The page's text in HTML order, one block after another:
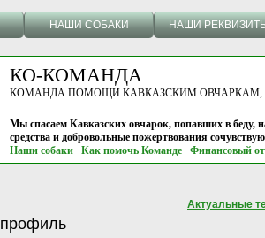
НАШИ СОБАКИ НАШИ
КО-КОМАНДА
КОМАНДА ПОМОЩИ КАВКАЗСКИМ ОВЧАРКАМ, г.
Мы спасаем Кавказских овчарок, попавших в беду,
средства и добровольные пожертвования
Наши собаки
Как помочь Команде Финансовый
Актуальные
профиль